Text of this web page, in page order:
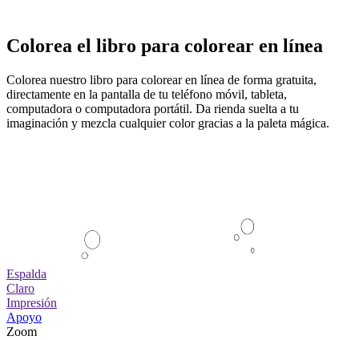
Colorea el libro para colorear en línea
Colorea nuestro libro para colorear en línea de forma gratuita,
directamente en la pantalla de tu teléfono móvil, tableta,
computadora o computadora portátil. Da rienda suelta a tu
imaginación y mezcla cualquier color gracias a la paleta mágica.
Espalda
Claro
Impresión
Apoyo
Zoom